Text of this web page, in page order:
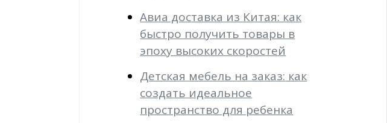
Авиа доставка из Китая: как
быстро получить товары в
эпоху высоких скоростей
Детская мебель на заказ: как
создать идеальное
пространство для ребенка